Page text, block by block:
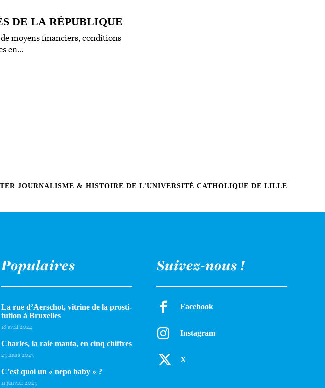
DE LA RÉPUBLIQUE
moyens finan­ciers, condi­tions
en…
JOURNALISME & HISTOIRE DE L'UNIVERSITÉ CATHOLIQUE DE LILLE
Populaires
La rue d’Aerschot, vitrine de la pros­ti­
tu­tion à Bruxelles
18 avril 2024
Charles, la raie manta, en cinq chiffres
23 mars 2023
C’est quoi un « nepo baby » ?
11 janvier 2023
Suivez-nous !
Facebook
Instagram
X